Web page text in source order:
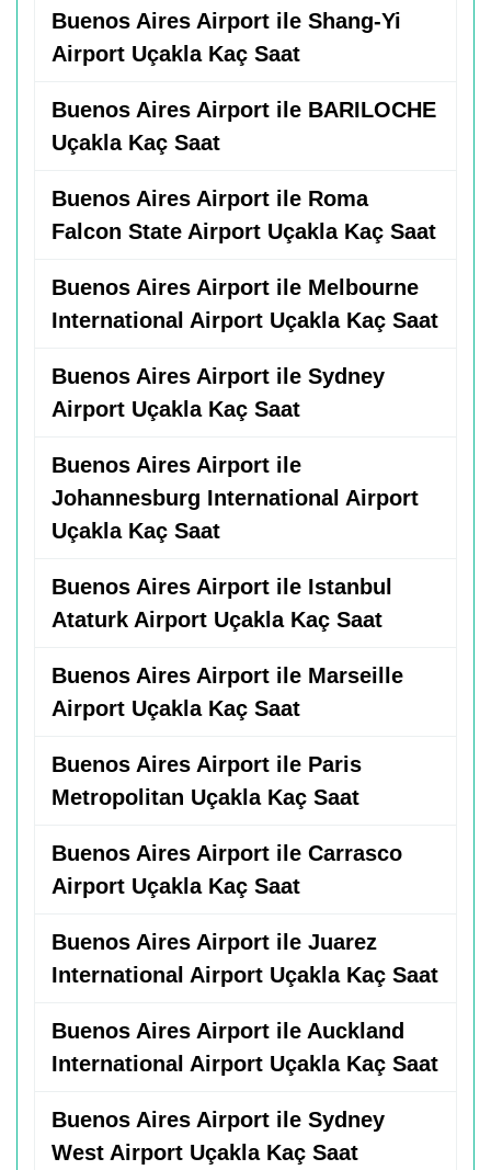
Buenos Aires Airport ile Shang-Yi
Airport Uçakla Kaç Saat
Buenos Aires Airport ile BARILOCHE
Uçakla Kaç Saat
Buenos Aires Airport ile Roma
Falcon State Airport Uçakla Kaç Saat
Buenos Aires Airport ile Melbourne
International Airport Uçakla Kaç Saat
Buenos Aires Airport ile Sydney
Airport Uçakla Kaç Saat
Buenos Aires Airport ile
Johannesburg International Airport
Uçakla Kaç Saat
Buenos Aires Airport ile Istanbul
Ataturk Airport Uçakla Kaç Saat
Buenos Aires Airport ile Marseille
Airport Uçakla Kaç Saat
Buenos Aires Airport ile Paris
Metropolitan Uçakla Kaç Saat
Buenos Aires Airport ile Carrasco
Airport Uçakla Kaç Saat
Buenos Aires Airport ile Juarez
International Airport Uçakla Kaç Saat
Buenos Aires Airport ile Auckland
International Airport Uçakla Kaç Saat
Buenos Aires Airport ile Sydney
West Airport Uçakla Kaç Saat